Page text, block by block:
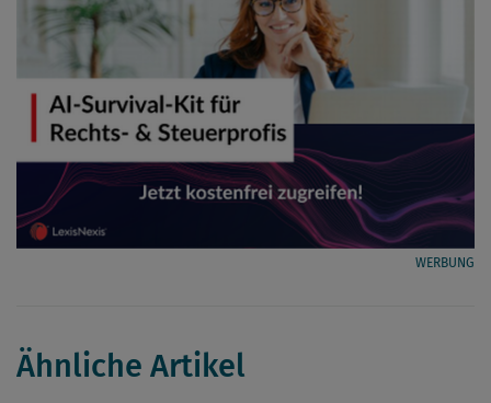
WERBUNG
Ähnliche Artikel